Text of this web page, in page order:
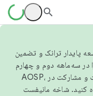
توسعه پایدار ترانک و تضمین
در سه‌ماهه دوم و چهارم
کنید. شاخه مانیفست